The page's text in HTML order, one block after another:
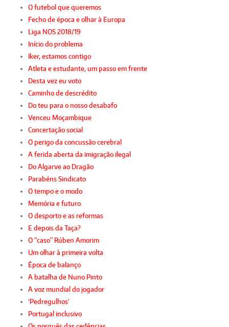
O futebol que queremos
Fecho de época e olhar à Europa
Liga NOS 2018/19
Início do problema
Iker, estamos contigo
Atleta e estudante, um passo em frente
Desta vez eu voto
Caminho de descrédito
Do teu para o nosso desabafo
Venceu Moçambique
Concertação social
O perigo da concussão cerebral
A ferida aberta da imigração ilegal
Do Algarve ao Dragão
Parabéns Sindicato
O tempo e o modo
Memória e futuro
O desporto e as reformas
E depois da Taça?
O “caso” Rúben Amorim
Um olhar à primeira volta
Época de balanço
A batalha de Nuno Pinto
A voz mundial do jogador
'Pedregulhos'
Portugal inclusivo